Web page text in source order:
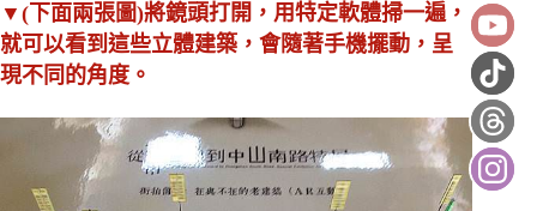
▼(下面兩張圖)將鏡頭打開，用特定軟體掃一遍，
就可以看到這些立體建築，會隨著手機擺動，呈
現不同的角度 。